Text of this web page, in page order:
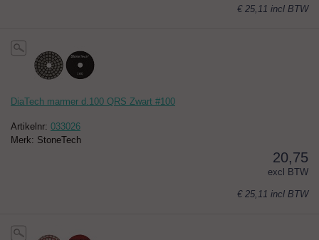
€ 25,11 incl BTW
DiaTech marmer d.100 QRS Zwart #100
Artikelnr: 033026
Merk: StoneTech
20,75
excl BTW
€ 25,11 incl BTW